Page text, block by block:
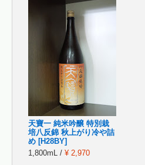
天寶一 純米吟醸 特別栽
培八反錦 秋上がり冷や詰
め [H28BY]
1,800mL / ¥ 2,970